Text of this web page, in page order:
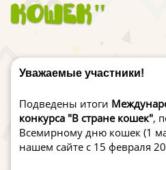
кошек"
Уважаемые участники!
Подведены итоги
конкурса "В стране кошек",
Всемирному дню кошек (1
нашем сайте с 15 февраля